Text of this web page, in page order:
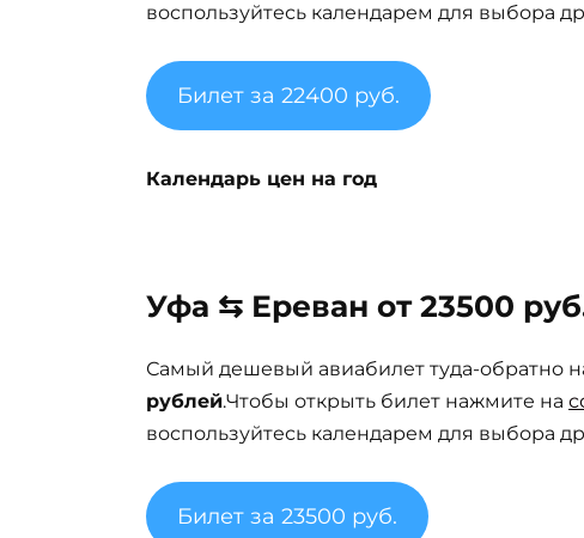
воспользуйтесь календарем для выбора
Билет за 22400 руб.
Календарь цен на год
Уфа ⇆ Ереван от 23500
Самый дешевый авиабилет туда-обратно
рублей.Чтобы открыть билет нажмите на
воспользуйтесь календарем для выбора
Билет за 23500 руб.